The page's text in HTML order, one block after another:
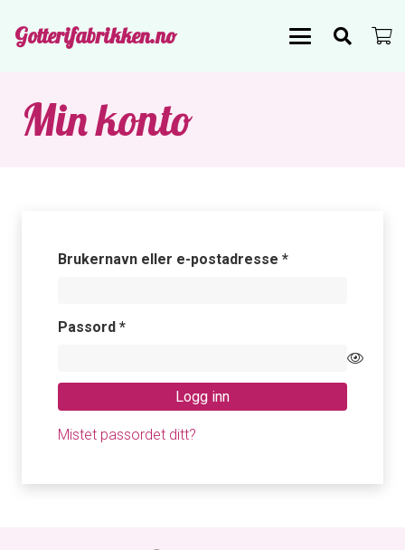
Gotterifabrikken.no
Min konto
Brukernavn eller e-postadresse *Påkrevd
Passord *Påkrevd
Logg inn
Mistet passordet ditt?